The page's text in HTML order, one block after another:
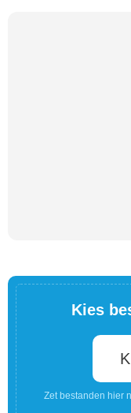
Kies
Zet bestanden hier